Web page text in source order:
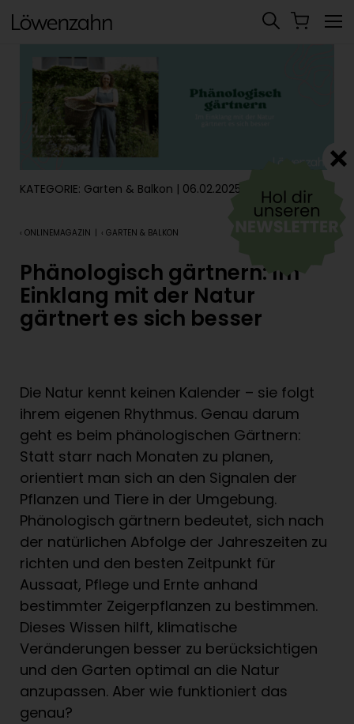
KATEGORIE: Garten & Balkon | 06.02.2025
‹ ONLINEMAGAZIN | ‹ GARTEN & BALKON
Phänologisch gärtnern: Im
Einklang mit der Natur
gärtnert es sich besser
Die Natur kennt keinen Kalender – sie folgt
ihrem eigenen Rhythmus. Genau darum
geht es beim phänologischen Gärtnern:
Statt starr nach Monaten zu planen,
orientiert man sich an den Signalen der
Pflanzen und Tiere in der Umgebung.
Phänologisch gärtnern bedeutet, sich nach
der natürlichen Abfolge der Jahreszeiten zu
richten und den besten Zeitpunkt für
Aussaat, Pflege und Ernte anhand
bestimmter Zeigerpflanzen zu bestimmen.
Dieses Wissen hilft, klimatische
Veränderungen besser zu berücksichtigen
und den Garten optimal an die Natur
anzupassen. Aber wie funktioniert das
genau?